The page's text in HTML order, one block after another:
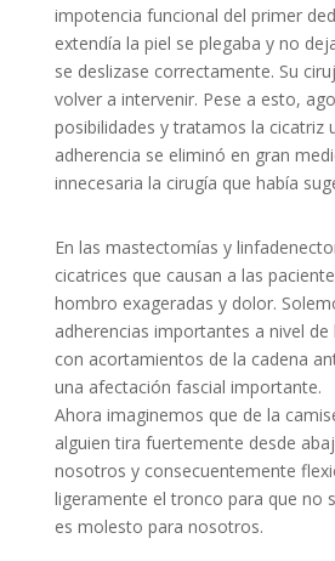
impotencia funcional del primer
extendía la piel se plegaba y no
se deslizase correctamente. Su
volver a intervenir. Pese a esto,
posibilidades y tratamos la cicatriz
adherencia se eliminó en gran
innecesaria la cirugía que había
En las mastectomías y
cicatrices que causan a las
hombro exageradas y dolor.
adherencias importantes a nivel de
con acortamientos de la cadena
una afectación fascial importante.
Ahora imaginemos que de la
alguien tira fuertemente desde
nosotros y consecuentemente
ligeramente el tronco para que no
es molesto para nosotros.